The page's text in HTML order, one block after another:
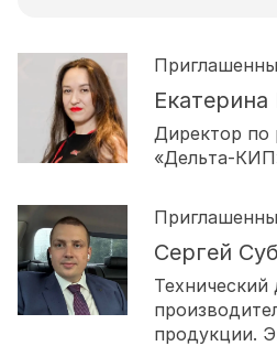
Екатерина
Директор
«Дельта-
Сергей
продукции.